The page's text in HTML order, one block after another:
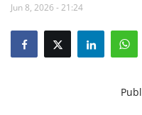
Busca Direta
Jun 8, 2026 - 21:24